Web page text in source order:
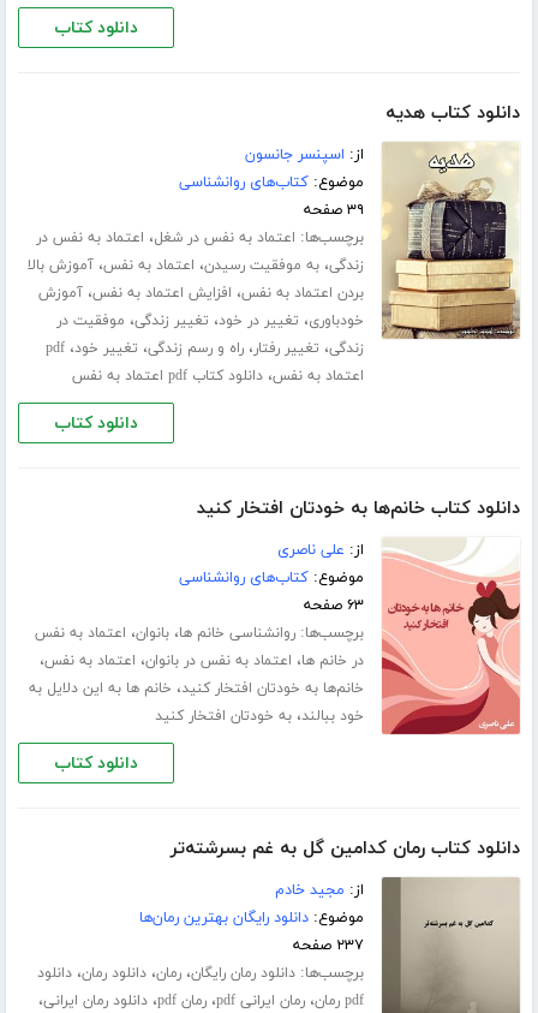
دانلود کتاب
دانلود کتاب هدیه
از: اسپنسر جانسون
موضوع:کتاب‌های روانشناسی
۳۹ صفحه
برچسب‌ها: اعتماد به نفس در شغل، اعتماد به نفس در
زندگی،به موفقیت رسیدن، اعتماد به نفس،آموزش بالا
بردن اعتماد به نفس، افزایش اعتماد به نفس،آموزش
خودباوری، تغییر در خود، تغییر زندگی، موفقیت در
زندگی، تغییر رفتار،راه و رسم زندگی، تغییر خود،pdf
اعتماد به نفس،دانلود کتاب pdf اعتماد به نفس
دانلود کتاب
دانلود کتاب خانم‌ها به خودتان افتخار کنید
از: علی ناصری
موضوع:کتاب‌های روانشناسی
۶۳ صفحه
برچسب‌ها:روانشناسی خانم ها،بانوان، اعتماد به نفس
در خانم ها، اعتماد به نفس در بانوان، اعتماد به نفس،
خانم‌ها به خودتان افتخار کنید، خانم ها به این دلایل به
خود ببالند،به خودتان افتخار کنید
دانلود کتاب
دانلود کتاب رمان کدامین گل به غم بسرشته‌تر
از: مجید خادم
موضوع:دانلود رایگان بهترین رمان‌ها
۲۳۷ صفحه
برچسب‌ها:دانلود رمان رایگان،رمان،دانلود رمان،دانلود
pdf رمان
،رمان ایرانی pdf ،رمان pdf ،دانلود رمان ایرانی،